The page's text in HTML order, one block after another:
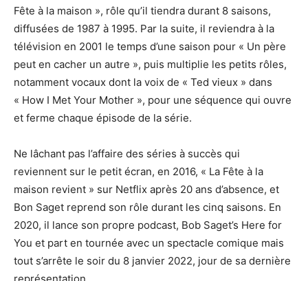
Fête à la maison », rôle qu’il tiendra durant 8 saisons,
diffusées de 1987 à 1995. Par la suite, il reviendra à la
télévision en 2001 le temps d’une saison pour « Un père
peut en cacher un autre », puis multiplie les petits rôles,
notamment vocaux dont la voix de « Ted vieux » dans
« How I Met Your Mother », pour une séquence qui ouvre
et ferme chaque épisode de la série.
Ne lâchant pas l’affaire des séries à succès qui
reviennent sur le petit écran, en 2016, « La Fête à la
maison revient » sur Netflix après 20 ans d’absence, et
Bon Saget reprend son rôle durant les cinq saisons. En
2020, il lance son propre podcast, Bob Saget’s Here for
You et part en tournée avec un spectacle comique mais
tout s’arrête le soir du 8 janvier 2022, jour de sa dernière
représentation.